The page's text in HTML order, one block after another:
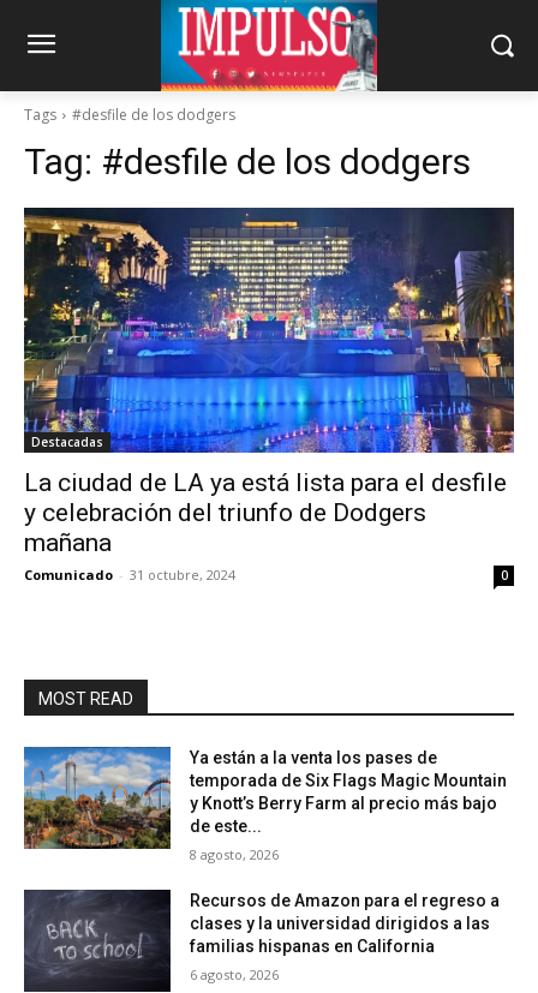
Tags #desfile de los dodgers
Tag: #desfile de los dodgers
Destacadas
La ciudad de LA ya está lista para el desfile
y celebración del triunfo de Dodgers
mañana
Comunicado - 31 octubre, 2024 0
MOST READ
Ya están a la venta los pases de
temporada de Six Flags Magic Mountain
y Knott’s Berry Farm al precio más bajo
de este...
8 agosto, 2026
Recursos de Amazon para el regreso a
clases y la universidad dirigidos a las
familias hispanas en California
6 agosto, 2026